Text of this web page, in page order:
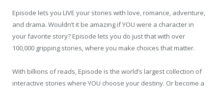
Episode lets you LIVE your stories with love, romance, adventure,
and drama. Wouldn’t it be amazing if YOU were a character in
your favorite story? Episode lets you do just that with over
100,000 gripping stories, where you make choices that matter.
With billions of reads, Episode is the world’s largest collection of
interactive stories where YOU choose your destiny. Or become a